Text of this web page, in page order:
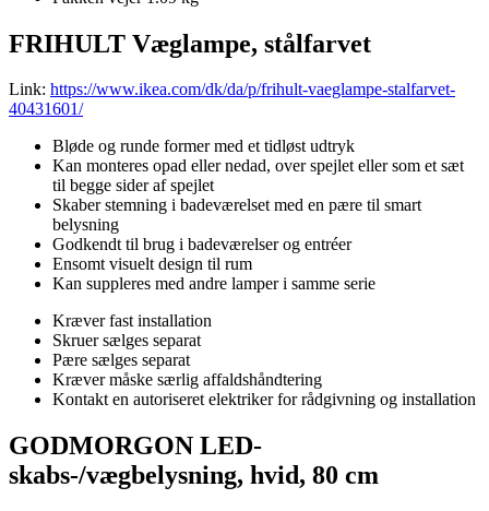
FRIHULT Væglampe, stålfarvet
Link: https://www.ikea.com/dk/da/p/frihult-vaeglampe-stalfarvet-
40431601/
Bløde og runde former med et tidløst udtryk
Kan monteres opad eller nedad, over spejlet eller som et sæt
til begge sider af spejlet
Skaber stemning i badeværelset med en pære til smart
belysning
Godkendt til brug i badeværelser og entréer
Ensomt visuelt design til rum
Kan suppleres med andre lamper i samme serie
Kræver fast installation
Skruer sælges separat
Pære sælges separat
Kræver måske særlig affaldshåndtering
Kontakt en autoriseret elektriker for rådgivning og installation
GODMORGON LED-
skabs-/vægbelysning, hvid, 80 cm